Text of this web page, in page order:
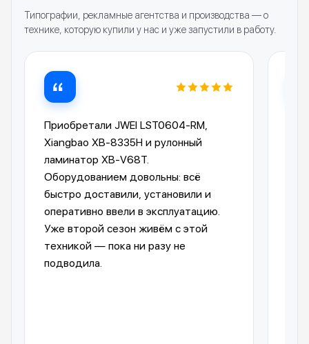
Типографии, рекламные агентства и производства — о
технике, которую купили у нас и уже запустили в работу.
Приобретали JWEI LST0604-RM,
Xiangbao XB-8335H и рулонный
ламинатор XB-V68T.
Оборудованием довольны: всё
быстро доставили, установили и
оперативно ввели в эксплуатацию.
Уже второй сезон живём с этой
техникой — пока ни разу не
подводила.